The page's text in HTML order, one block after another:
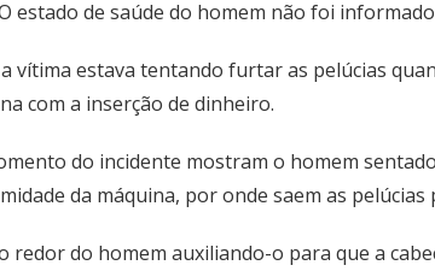
estado de saúde do homem não foi
vítima estava tentando furtar as pelúcias
com a inserção de dinheiro.
do incidente mostram o homem
da máquina, por onde saem as
redor do homem auxiliando-o para que a